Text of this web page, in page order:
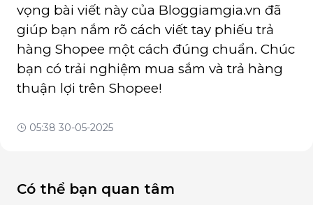
vọng bài viết này của Bloggiamgia.vn đã
giúp bạn nắm rõ cách viết tay phiếu trả
hàng Shopee một cách đúng chuẩn. Chúc
bạn có trải nghiệm mua sắm và trả hàng
thuận lợi trên Shopee!
05:38 30-05-2025
Có thể bạn quan tâm